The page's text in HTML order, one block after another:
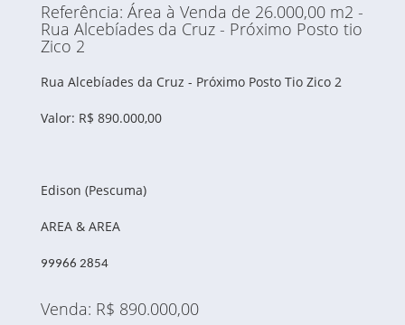
Referência: Área à Venda de 26.000,00 m2 -
Rua Alcebíades da Cruz - Próximo Posto tio
Zico 2
Rua Alcebíades da Cruz - Próximo Posto Tio Zico 2
Valor: R$ 890.000,00
Edison (Pescuma)
AREA & AREA
99966 2854
Venda: R$ 890.000,00